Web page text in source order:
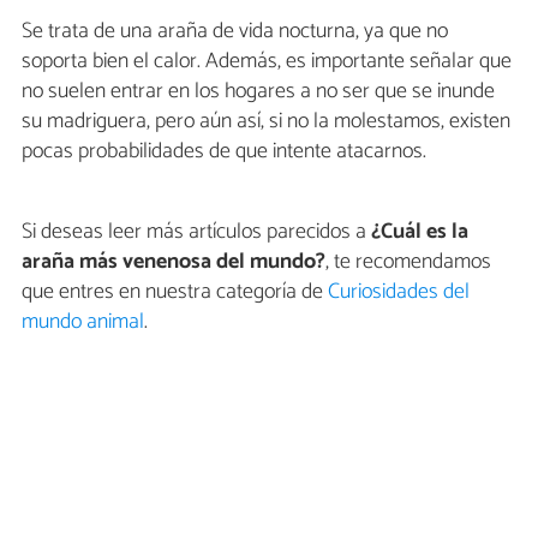
Se trata de una araña de vida nocturna, ya que no
soporta bien el calor. Además, es importante señalar que
no suelen entrar en los hogares a no ser que se inunde
su madriguera, pero aún así, si no la molestamos, existen
pocas probabilidades de que intente atacarnos.
Si deseas leer más artículos parecidos a¿Cuál es la
araña más venenosa del mundo?, te recomendamos
que entres en nuestra categoría deCuriosidades del
mundo animal.